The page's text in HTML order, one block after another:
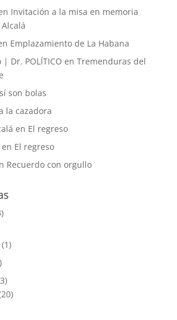
Invitación a la misa en memoria
Emplazamiento de La Habana
Dr. POLÍTICO en Tremenduras del
son bolas
la cazadora
en El regreso
El regreso
Recuerdo con orgullo
(1)